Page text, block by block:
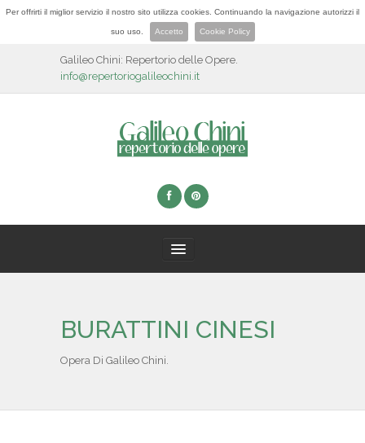
Per offrirti il miglior servizio il nostro sito utilizza cookies. Continuando la navigazione autorizzi il
suo uso. Accetto Cookie Policy
Galileo Chini: Repertorio delle Opere.
info@repertoriogalileochini.it
BIOGRAFIA
BURATTINI CINESI
Opera Di Galileo Chini.